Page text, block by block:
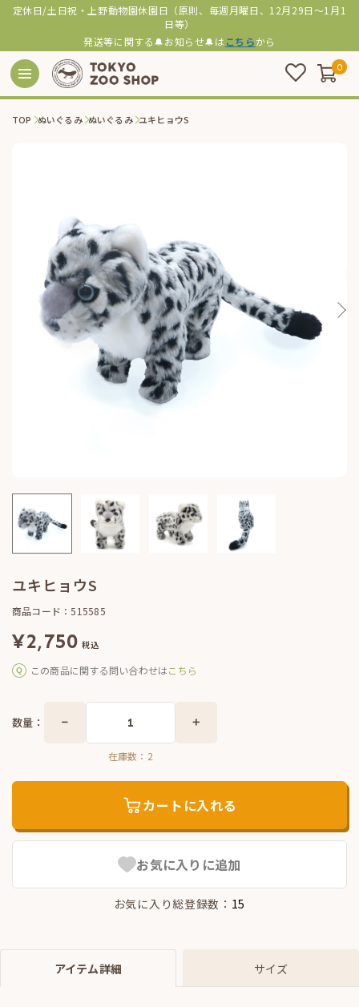
定休日/土日祝・上野動物園休園日（原則、毎週月曜日、12月29日～1月1
日等）
発送等に関する🔔お知らせ🔔は こちらから
0
TOP ぬいぐるみ ぬいぐるみ ユキヒョウS
ユキヒョウS
商品コード：515585
¥2,750 税込
この商品に関する問い合わせはこちら
お気に入りに追加
お気に入り総登録数： 15
数量：
在庫数： 2
カートに入れる
アイテム詳細 サイズ